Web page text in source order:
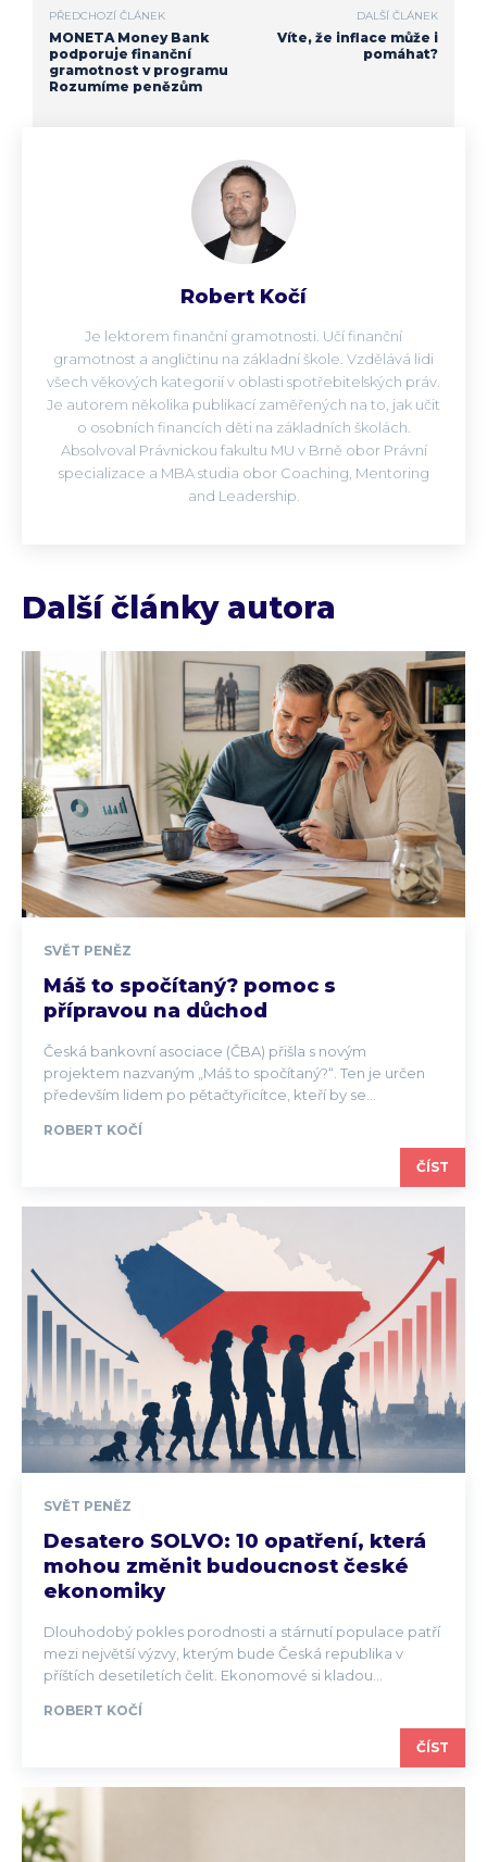
PŘEDCHOZÍ ČLÁNEK
MONETA Money Bank
podporuje finanční
gramotnost v programu
Rozumíme penězům
DALŠÍ ČLÁNEK
Víte, že inflace může i
pomáhat?
Robert Kočí
Je lektorem finanční gramotnosti. Učí finanční
gramotnost a angličtinu na základní škole. Vzdělává lidi
všech věkových kategorií v oblasti spotřebitelských práv.
Je autorem několika publikací zaměřených na to, jak učit
o osobních financích děti na základních školách.
Absolvoval Právnickou fakultu MU v Brně obor Právní
specializace a MBA studia obor Coaching, Mentoring
and Leadership.
Další články autora
SVĚT PENĚZ
Máš to spočítaný? pomoc s
přípravou na důchod
Česká bankovní asociace (ČBA) přišla s novým
projektem nazvaným „Máš to spočítaný?“. Ten je určen
především lidem po pětačtyřicítce, kteří by se...
ROBERT KOČÍ
ČÍST
SVĚT PENĚZ
Desatero SOLVO: 10 opatření, která
mohou změnit budoucnost české
ekonomiky
Dlouhodobý pokles porodnosti a stárnutí populace patří
mezi největší výzvy, kterým bude Česká republika v
příštích desetiletích čelit. Ekonomové si kladou...
ROBERT KOČÍ
ČÍST